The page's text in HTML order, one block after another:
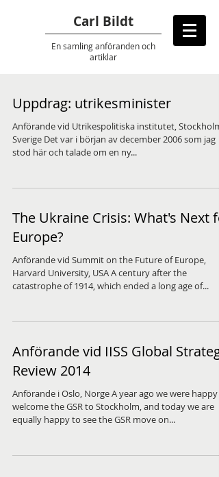
Carl Bildt
En samling anförandenoch
artiklar
Uppdrag: utrikesminister
Anförande vid Utrikespolitiska institutet, Stockholm,
Sverige Det var i början av december 2006 som jag
stod här och talade om en ny...
The Ukraine Crisis: What's Next
Europe?
Anförande vid Summit on the Future of Europe,
Harvard University, USA A century after the
catastrophe of 1914, which ended a long age of...
Anförande vid IISS Global
Review 2014
Anförande i Oslo, Norge A year ago we were happy
welcome the GSR to Stockholm, and today we are
equally happy to see the GSR move on...